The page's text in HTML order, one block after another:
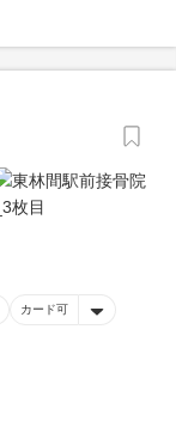
カード可